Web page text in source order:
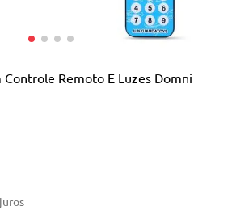
Remoto E Luzes Domni